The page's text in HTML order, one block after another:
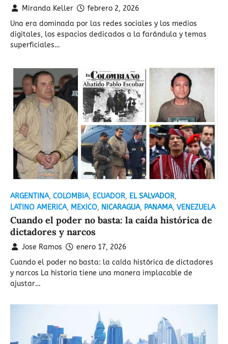
Miranda Keller
febrero 2, 2026
Una era dominada por las redes sociales y los medios
digitales, los espacios dedicados a la farándula y temas
superficiales…
ARGENTINA, COLOMBIA, ECUADOR, EL SALVADOR,
LATINO AMERICA, MEXICO, NICARAGUA, PANAMA, VENEZUELA
Cuando el poder no basta: la caída histórica de
dictadores y narcos
Jose Ramos
enero 17, 2026
Cuando el poder no basta: la caída histórica de dictadores
y narcos La historia tiene una manera implacable de
ajustar…